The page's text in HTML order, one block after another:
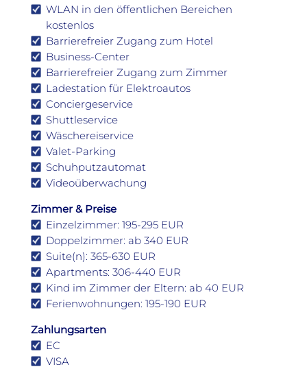
WLAN in den öffentlichen Bereichen
kostenlos
Barrierefreier Zugang zum Hotel
Business-Center
Barrierefreier Zugang zum Zimmer
Ladestation für Elektroautos
Conciergeservice
Shuttleservice
Wäschereiservice
Valet-Parking
Schuhputzautomat
Videoüberwachung
Zimmer & Preise
Einzelzimmer: 195-295 EUR
Doppelzimmer: ab 340 EUR
Suite(n): 365-630 EUR
Apartments: 306-440 EUR
Kind im Zimmer der Eltern: ab 40 EUR
Ferienwohnungen: 195-190 EUR
Zahlungsarten
EC
VISA